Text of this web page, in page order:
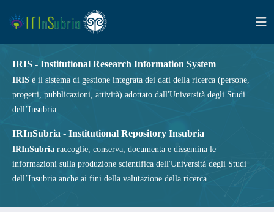
IRIS - Institutional Research Information System
IRIS è il sistema di gestione integrata dei dati della ricerca (persone,
progetti, pubblicazioni, attività) adottato dall'Università degli Studi
dell’Insubria.
IRInSubria - Institutional Repository Insubria
IRInSubria raccoglie, conserva, documenta e dissemina le
informazioni sulla produzione scientifica dell'Università degli Studi
dell’Insubria anche ai fini della valutazione della ricerca.